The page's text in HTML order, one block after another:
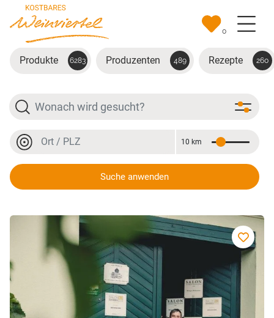
Zum Hauptinhalt springen
0
Produkte 6283 Produzenten 489 Rezepte 260
Suche
Ort oder PLZ
Entfernung
10 km
Suche anwenden
Weingut WEINWURM